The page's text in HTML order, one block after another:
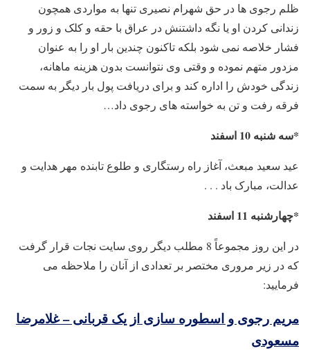
ظلم رجوی ها در حق شهرام نصیری تنها به مواردی همچون
زندانی کردن او یا نگه داشتنش در عراق با حقه و کلک و زور و
فشار خلاصه نمی شود بلکه تاکنون چندین بار او را به عنوان
مزدور متهم نموده و وقتی وی نتوانست بدون هزینه ماهانه،
زندگی خودش را اداره کند و برای دریافت پول بار دیگر به سمت
فرقه رفت و تن به خواسته های رجوی داد…
*سه شنبه 10 اسفند
عید سعید مبعث، آغاز راه رستگارى و طلوع تابنده مهر هدایت و
عدالت، مبارک باد . . .
*چهارشنبه 11 اسفند
در این روز مجموعاً 8 مطلب دیگر روی سایت نجات قرار گرفت
که در زیر مروری مختصر بر تعدادی از آنان را ملاحظه می
فرمایید:
مریم رجوی و اسطوره سازی از یک قربانی – غلامرضا
مسعودی